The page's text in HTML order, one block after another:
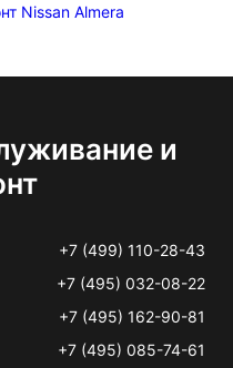
Nissan Almera
и
+7 (499) 110-28-43
+7 (495) 032-08-22
+7 (495) 162-90-81
+7 (495) 085-74-61